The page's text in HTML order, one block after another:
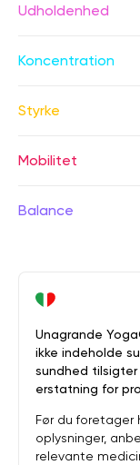
Udholdenhed
Koncentration
Styrke
Mobilitet
Balance
Unagrande
ikke indeholde
sundhed
erstatning for
Før du foretager
oplysninger,
relevante